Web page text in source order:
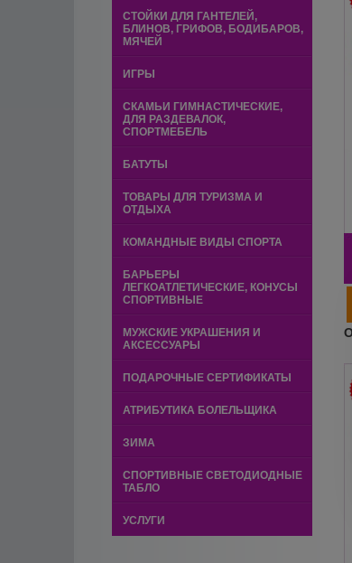
СТОЙКИ ДЛЯ ГАНТЕЛЕЙ,
БЛИНОВ, ГРИФОВ, БОДИБАРОВ,
МЯЧЕЙ
ИГРЫ
СКАМЬИ ГИМНАСТИЧЕСКИЕ,
ДЛЯ РАЗДЕВАЛОК,
СПОРТМЕБЕЛЬ
БАТУТЫ
ТОВАРЫ ДЛЯ ТУРИЗМА И
ОТДЫХА
КОМАНДНЫЕ ВИДЫ СПОРТА
БАРЬЕРЫ
ЛЕГКОАТЛЕТИЧЕСКИЕ, КОНУСЫ
СПОРТИВНЫЕ
МУЖСКИЕ УКРАШЕНИЯ И
АКСЕССУАРЫ
ПОДАРОЧНЫЕ СЕРТИФИКАТЫ
АТРИБУТИКА БОЛЕЛЬЩИКА
ЗИМА
СПОРТИВНЫЕ СВЕТОДИОДНЫЕ
ТАБЛО
УСЛУГИ